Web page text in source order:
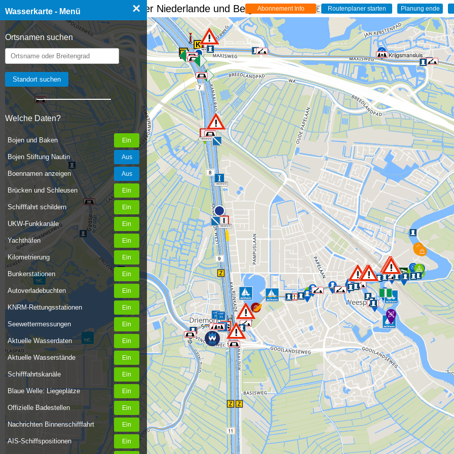
Wasserkarte - Menü ×
Ortsnamen suchen
Welche Daten?
Bojen und Baken
Bojen Stiftung Nautin
Boennamen anzeigen
Brücken und Schleusen
Schifffahrt schildern
UKW-Funkkanäle
Yachthäfen
Kilometrierung
Bunkerstationen
Autoverladebuchten
KNRM-Rettungsstationen
Seewettermessungen
Aktuelle Wasserdaten
Aktuelle Wasserstände
Schifffahrtskanäle
Blaue Welle: Liegeplätze
Offizielle Badestellen
Nachrichten Binnenschifffahrt
AIS-Schiffspositionen
☰ Wasserkarte Deutschland, der Niederlande und Belgien - Live 🇩🇪
7
8
9
10
11
Die Krijgsmansluis